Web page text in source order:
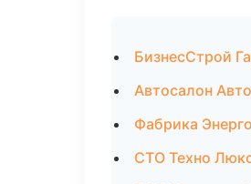
БизнесСтрой
Автосалон
Фабрика
СТО Техно